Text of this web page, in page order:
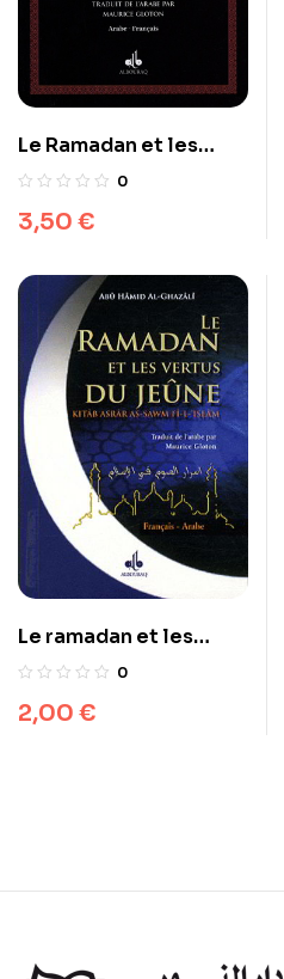
Le Ramadan et les
vertus du jeune –
0
3,50 €
Le ramadan et les
vertus du Jeûne
0
2,00 €